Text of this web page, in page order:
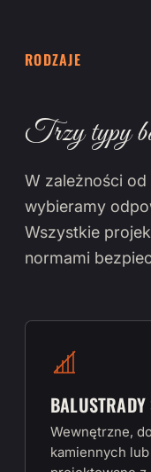
RODZAJE
Trzy typy
W zależności
wybieramy
Wszystkie
normami
BALUSTRADY
Wewnętrzne,
kamiennych